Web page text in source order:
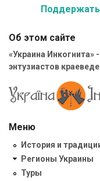
Поддержать
Об этом сайте
«Украина Инкогнита»
энтузиастов
Меню
История и
Регионы Украины
Туры